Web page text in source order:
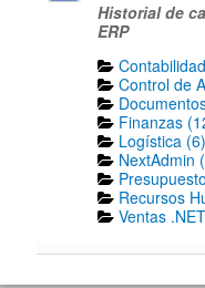
Historial de
ERP
Control de
Finanzas
Logística (6)
NextAdmin
Recursos
Ventas